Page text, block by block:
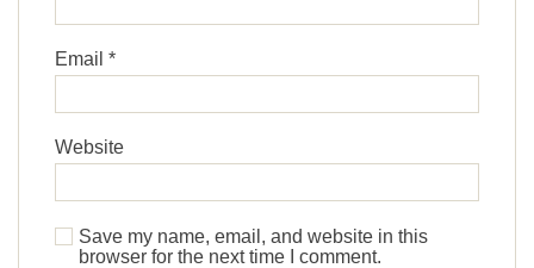
Email *
Website
Save my name, email, and website in this
browser for the next time I comment.